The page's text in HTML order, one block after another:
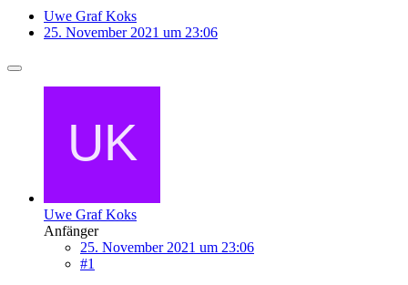
Uwe Graf Koks
25. November 2021 um 23:06
Uwe Graf Koks
Anfänger
25. November 2021 um 23:06
#1